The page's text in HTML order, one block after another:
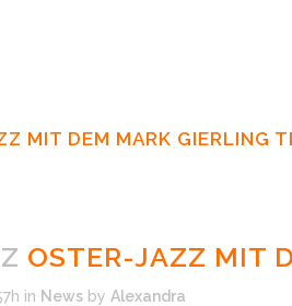
MIT DEM MARK GIERLING
OSTER-JAZZ MIT
in News by Alexandra